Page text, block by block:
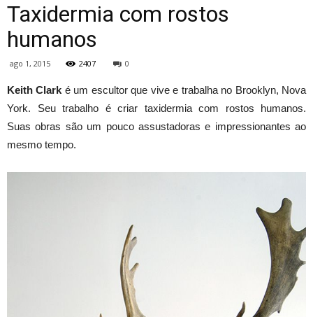
Taxidermia com rostos
humanos
ago 1, 2015 2407 0
Keith Clark é um escultor que vive e trabalha no Brooklyn, Nova
York. Seu trabalho é criar taxidermia com rostos humanos.
Suas obras são um pouco assustadoras e impressionantes ao
mesmo tempo.